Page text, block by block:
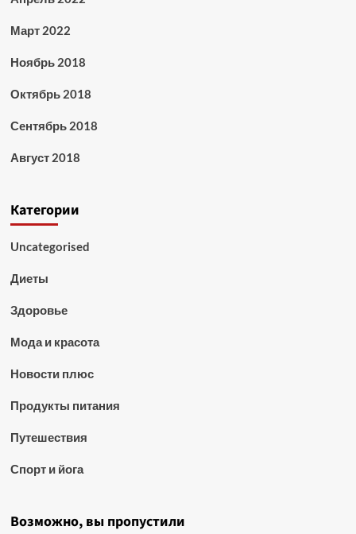
Март 2022
Ноябрь 2018
Октябрь 2018
Сентябрь 2018
Август 2018
Категории
Uncategorised
Диеты
Здоровье
Мода и красота
Новости плюс
Продукты питания
Путешествия
Спорт и йога
Возможно, вы пропустили